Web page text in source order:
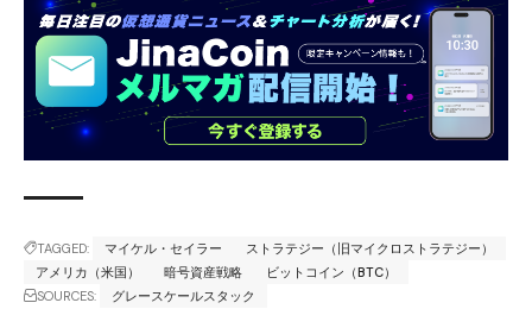
TAGGED: マイケル・セイラー
ストラテジー（旧マイクロストラテジー）
アメリカ（米国）
暗号資産戦略
ビットコイン（BTC）
SOURCES:
グレースケールスタック